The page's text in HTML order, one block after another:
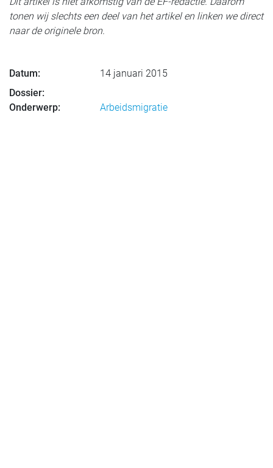
tonen wij slechts een deel van het artikel en linken we direct
naar de originele bron.
Datum:
14 januari 2015
Dossier:
Onderwerp:
Arbeidsmigratie